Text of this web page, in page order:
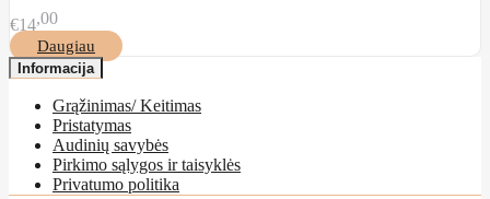
€14 00
Daugiau
Informacija
Grąžinimas/ Keitimas
Pristatymas
Audinių savybės
Pirkimo sąlygos ir taisyklės
Privatumo politika